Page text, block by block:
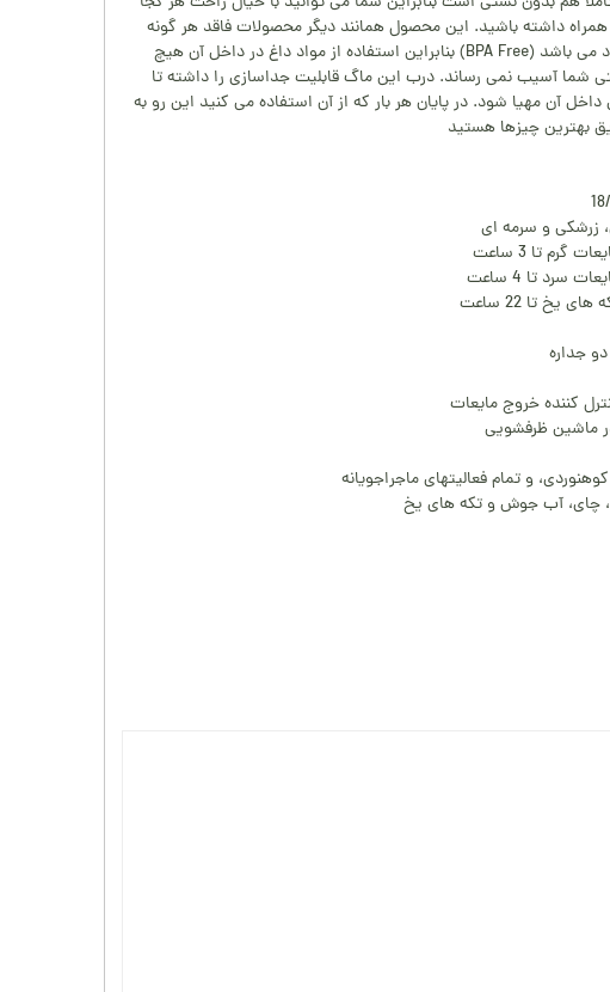
داشته باشید. این محصول همانند دیگر محصولات فاقد هر گونه
مواد مضر در ساختار خود می باشد (BPA Free) بنابراین استفاده از مواد داغ در داخل آن هیچ
شما آسیب نمی رساند. درب این ماگ قابلیت جداسازی را داشته تا
آن مهیا شود. در پایان هر بار که از آن استفاده می کنید این رو به
بهترین چیزها هستید
زرشکی و سرمه ای
تا 3 ساعت
سرد تا 4 ساعت
یخ تا 22 ساعت
جداره
کننده خروج مایعات
ماشین ظرفشویی
و تمام فعالیتهای ماجراجویانه
چای، آب جوش و تکه های یخ